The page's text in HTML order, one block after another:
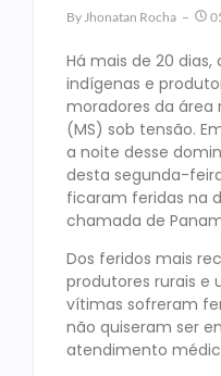
By Jhonatan Rocha
Há mais de 20
indígenas e
moradores da área
(MS) sob tensão.
a noite desse
desta segunda-
ficaram feridas na
chamada de
Dos feridos mais
produtores rurais e
vítimas sofreram
não quiseram ser
atendimento